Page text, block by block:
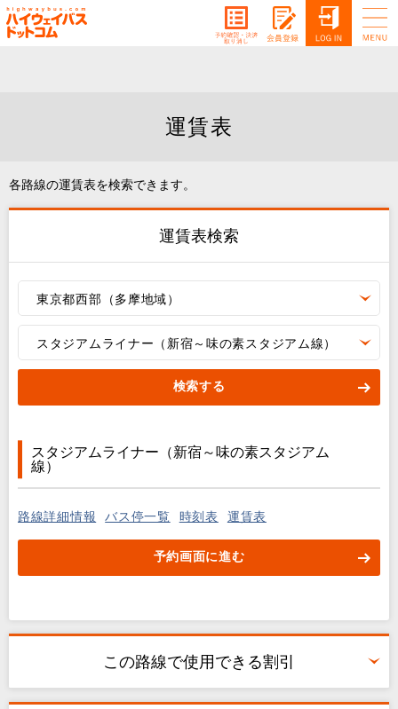
運賃表
各路線の運賃表を検索できます。
運賃表検索
東京都西部（多摩地域）
スタジアムライナー（新宿～味の素スタジアム線）
検索する
スタジアムライナー（新宿～味の素スタジアム
線）
路線詳細情報 バス停一覧 時刻表 運賃表
予約画面に進む
この路線で使用できる割引